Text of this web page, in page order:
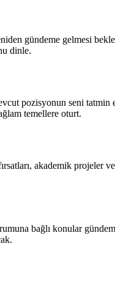
gündeme gelmesi
dinle.
pozisyonun seni
temellere oturt.
akademik projeler
bağlı konular